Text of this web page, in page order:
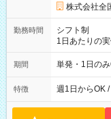
円の場合あり
円（役割手当＋
間】試用期間
株式会社全
勤務時間
シフト制
1日あたりの
間は 試験に
期間 単発・1日のみ
特徴 週1日からOK